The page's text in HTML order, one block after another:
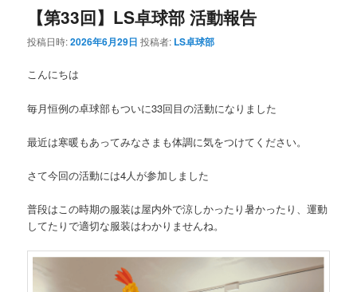
【第33回】LS卓球部 活動報告
投稿日時:2026年6月29日 投稿者: LS卓球部
こんにちは
毎月恒例の卓球部もついに33回目の活動になりました
最近は寒暖もあってみなさまも体調に気をつけてください。
さて今回の活動には4人が参加しました
普段はこの時期の服装は屋内外で涼しかったり暑かったり、運動
してたりで適切な服装はわかりませんね。